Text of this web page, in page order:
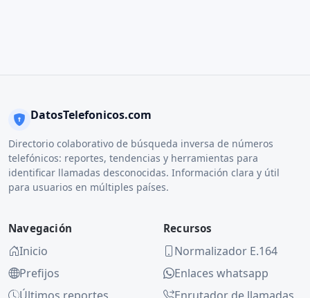
DatosTelefonicos.com
Directorio colaborativo de búsqueda inversa de números
telefónicos: reportes, tendencias y herramientas para
identificar llamadas desconocidas. Información clara y útil
para usuarios en múltiples países.
Navegación
Inicio
Prefijos
Recursos
Normalizador E.164
Enlaces whatsapp